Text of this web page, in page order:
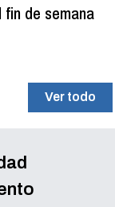
de semana
Ver todo